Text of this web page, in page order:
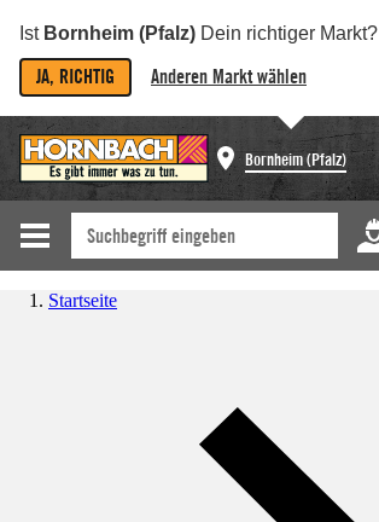
Ist Bornheim (Pfalz) Dein richtiger Markt?
JA, RICHTIG Anderen Markt wählen
Bornheim (Pfalz)
Startseite